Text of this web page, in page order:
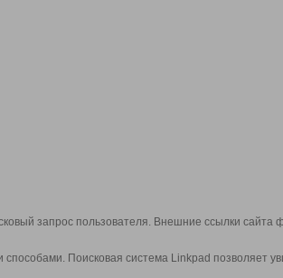
запрос пользователя. Внешние ссылки сайта
Поисковая система Linkpad позволяет